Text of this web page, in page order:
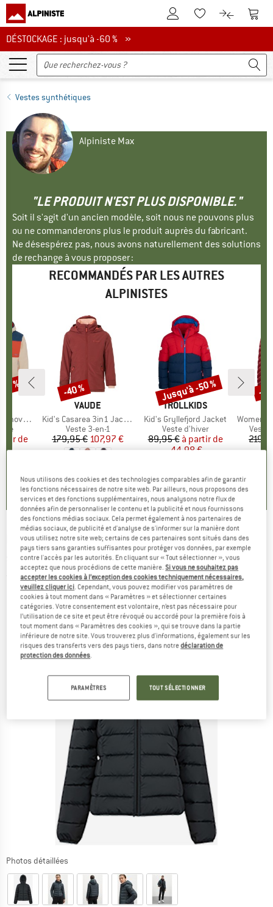
Vers le compte client
Vers la liste
Vers le
DÉSTOCKAGE : jusqu'à -60 %
DÉSTOCKAGE : jusqu'à -60 % »
Vestes synthétiques
Alpiniste Max
"LE PRODUIT N'EST PLUS DISPONIBLE."
Soit il s'agit d'un ancien modèle, soit nous ne pouvons plus
ou ne commanderons plus le produit auprès du fabricant.
Ne désespérez pas, nous avons naturellement des solutions
de rechange à vous proposer :
RECOMMANDÉS PAR LES AUTRES
ALPINISTES
Jacket
réduit
de
%
MARQUE
VAUDE
Article
Kid's Casarea 3in1 Jacket II
Product group
Veste 3-en-1
Prix
179,95 €Prix réduit
107,97 €
Remise
-40 %
MARQUE
TROLLKIDS
Article
Kid's Gryllefjord Jacket
Product group
Veste d'hiver
Prix
89,95 € Prix réduit
à partir de
44,98 €
5,0(25)
Remise
Jusqu'à -50 %
Article
Women's
Veste
-
ECOALF -Women's Aspenalf Jacket - Veste
synthétique
(0)
Photos détaillées
Nous utilisons des cookies et des technologies comparables afin de garantir
les fonctions nécessaires de notre site web. Par ailleurs, nous proposons des
services et des fonctions supplémentaires, nous analysons notre flux de
données afin de personnaliser le contenu et la publicité et nous fournissons
des fonctions médias sociaux. Cela permet également à nos partenaires de
médias sociaux, de publicité et d'analyse de s'informer sur la manière dont
vous utilisez notre site web; certains de ces partenaires sont situés dans des
pays tiers sans garanties suffisantes pour protéger vos données, par exemple
contre l'accès par les autorités. En cliquant sur « Tout sélectionner », vous
acceptez que nous procédions de cette manière.Si vous ne souhaitez pas
accepter les cookies à l’exception des cookies techniquement nécessaires,
veuillez cliquer ici. Cependant, vous pouvez modifier vos paramètres de
cookies à tout moment dans « Paramètres » et sélectionner certaines
catégories. Votre consentement est volontaire, n’est pas nécessaire pour
l’utilisation de ce site et peut être révoqué ou accordé pour la première fois à
tout moment dans « Paramètres des cookies », qui se trouve dans la partie
inférieure de notre site. Vous trouverez plus d'informations, également sur les
risques des transferts vers des pays tiers, dans notredéclaration de
protection des données.
PARAMÈTRES TOUT SÉLECTIONNER